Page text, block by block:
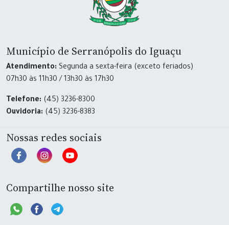
Município de Serranópolis do Iguaçu
Atendimento: Segunda a sexta-feira (exceto feriados)
07h30 às 11h30 / 13h30 às 17h30
Telefone: (45) 3236-8300
Ouvidoria: (45) 3236-8383
Nossas redes sociais
Compartilhe nosso site